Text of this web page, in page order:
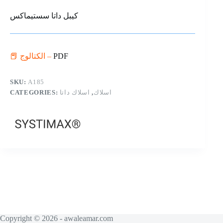
كيبل داتا سستيماكس
📕 الكتالوج – PDF
SKU:A185
CATEGORIES:
اسلاك, اسلاك داتا
Copyright © 2026 - awaleamar.com